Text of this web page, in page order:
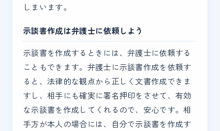
しまいます。
示談書作成は弁護士に依頼しよう
示談書を作成するときには、弁護士に依頼する
こともできます。弁護士に示談書作成を依頼す
ると、法律的な観点から正しく文書作成できま
すし、相手にも確実に署名押印をさせて、有効
な示談書を作成してくれるので、安心です。相
手方が本人の場合には、自分で示談書を作成す